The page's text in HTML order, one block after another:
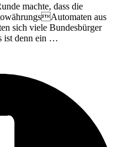
machte, dass die
aus
sich viele Bundesbürger
ist denn ein …